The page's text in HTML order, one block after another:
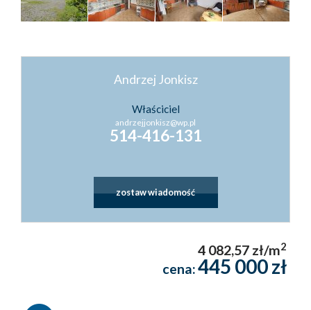
Andrzej Jonkisz
Właściciel
andrzejjonkisz@wp.pl
514-416-131
zostaw wiadomość
4 082,57 zł/m2
cena:445 000 zł